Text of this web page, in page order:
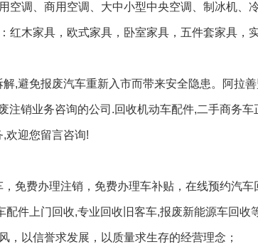
空调、商用空调、大中小型中央空调、制冰机、
红木家具，欧式家具，卧室家具，五件套家具，
,避免报废汽车重新入市而带来安全隐患。阿拉
注销业务咨询的公司.回收机动车配件,二手商务
欢迎您留言咨询!
免费办理注销，免费办理车补贴，在线预约汽车
配件上门回收,专业回收旧客车,报废新能源车回收
，以信誉求发展，以质量求生存的经营理念；